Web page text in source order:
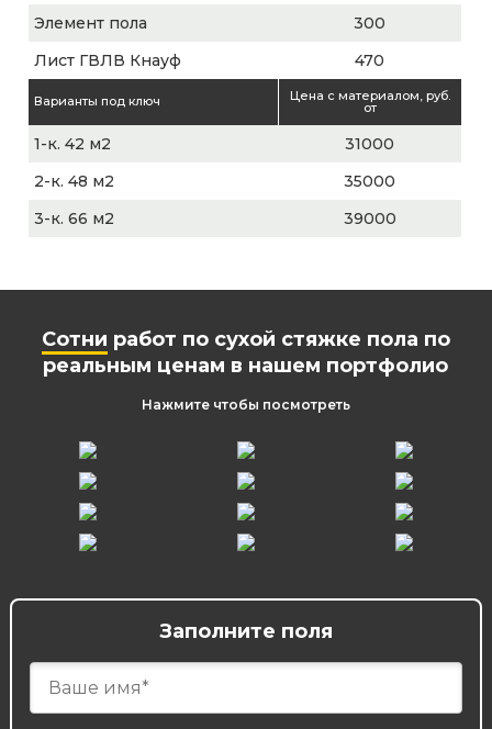
Элемент пола
300
Лист ГВЛВ Кнауф
470
Варианты под ключ Цена с материалом, руб.
от
1-к. 42 м2
31000
2-к. 48 м2
35000
3-к. 66 м2
39000
Сотни работ по сухой стяжке пола по
реальным ценам в нашем портфолио
Нажмите чтобы посмотреть
Заполните поля